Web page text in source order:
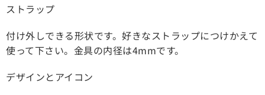
ストラップ
付け外しできる形状です。好きなストラップにつけかえて
使って下さい。金具の内径は4mmです。
デザインとアイコン